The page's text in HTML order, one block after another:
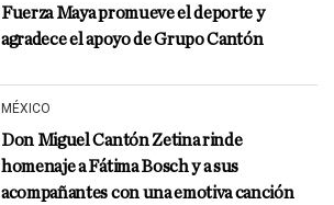
Fuerza Maya promueve el deporte y
agradece el apoyo de Grupo Cantón
MÉXICO
Don Miguel Cantón Zetina rinde
homenaje a Fátima Bosch y a sus
acompañantes con una emotiva canción